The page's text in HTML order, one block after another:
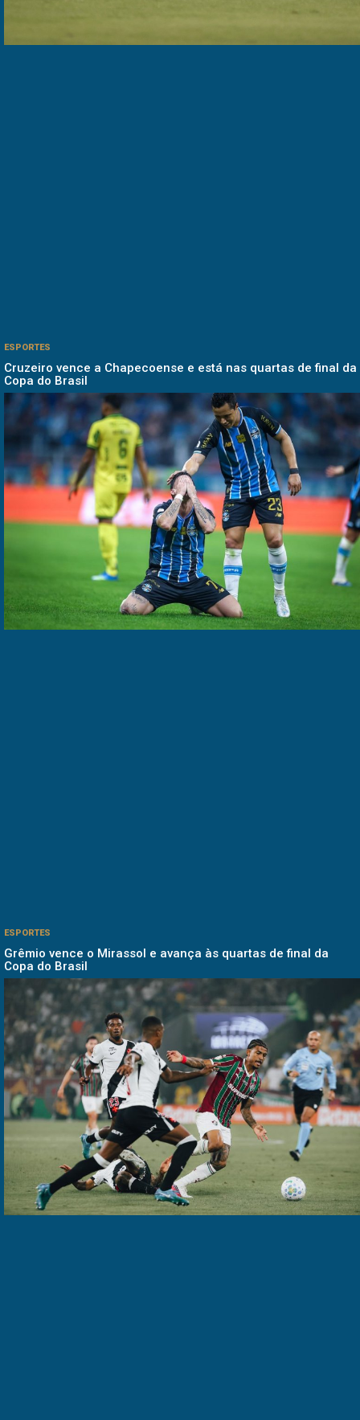
ESPORTES
Cruzeiro vence a Chapecoense e está nas quartas de final da
Copa do Brasil
ESPORTES
Grêmio vence o Mirassol e avança às quartas de final da
Copa do Brasil